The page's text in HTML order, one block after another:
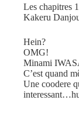
Les chapitres
Kakeru
Hein?
OMG!
Minami
C’est quand
Une coodere